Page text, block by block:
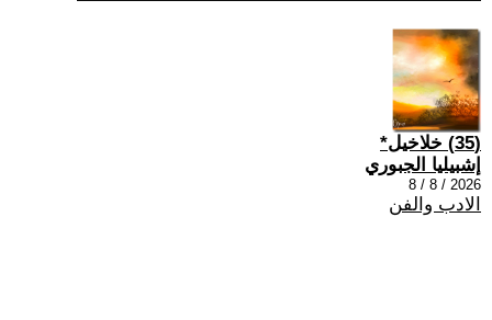
(35) خلاخيل*
إشبيليا الجبوري
2026 / 8 / 8
الادب والفن